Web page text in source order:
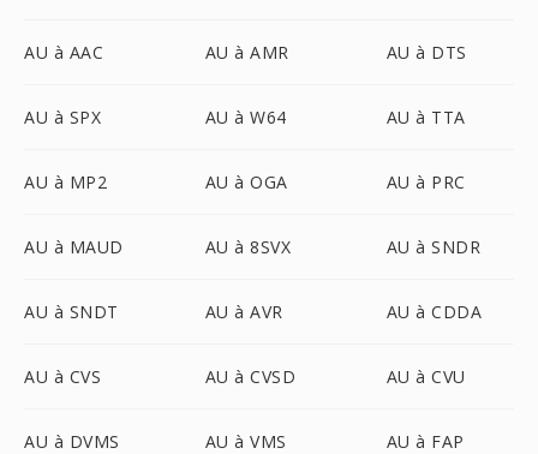
AU à AAC AU à AMR AU à DTS
AU à SPX AU à W64 AU à TTA
AU à MP2 AU à OGA AU à PRC
AU à MAUD AU à 8SVX AU à SNDR
AU à SNDT AU à AVR AU à CDDA
AU à CVS AU à CVSD AU à CVU
AU à DVMS AU à VMS AU à FAP